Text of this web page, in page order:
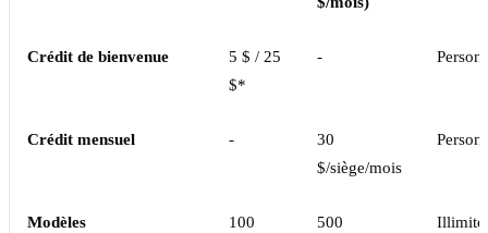
Crédit de bienvenue
5 $ / 25
$*
-
Crédit mensuel -
30
$/siège/mois
Modèles 100 500 Illimité